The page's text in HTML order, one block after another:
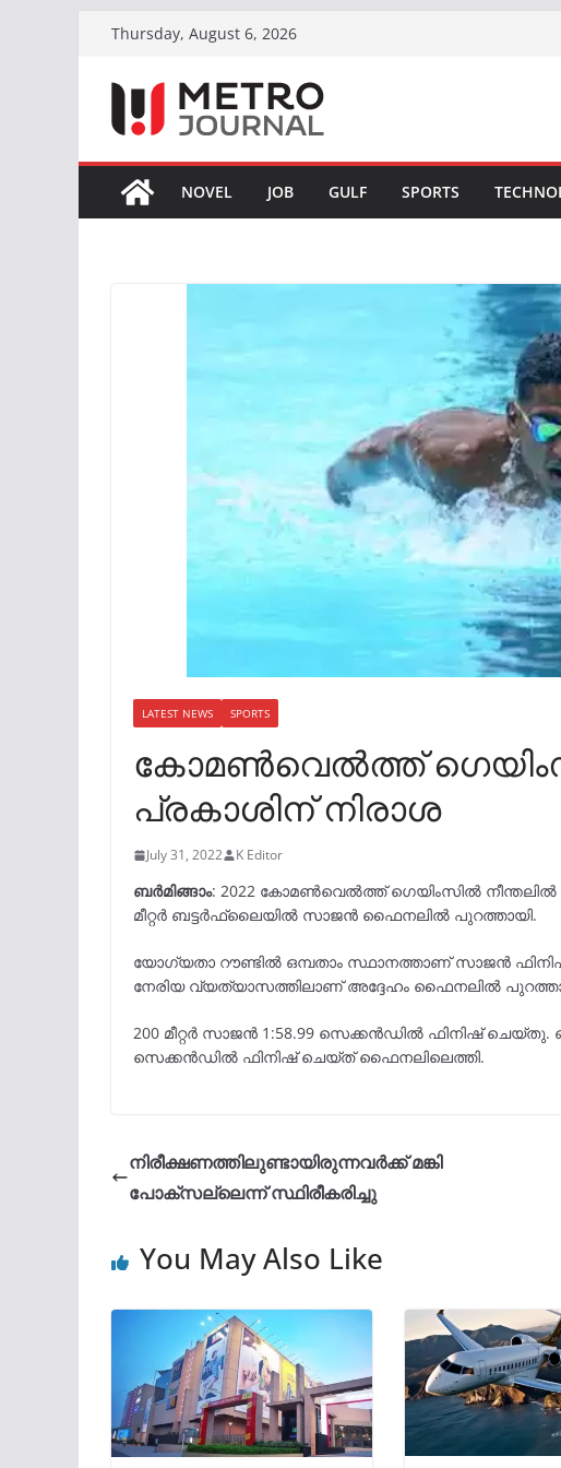
content
Thursday, August 6, 2026
NOVEL JOB GULF SPORTS
LATEST NEWS SPORTS
കോമണ്‍വെല്‍ത്ത്
പ്രകാശിന് നിരാശ
July 31, 2022 K Editor
ബര്‍മിങ്ങാം: 2022 കോമൺവെൽത്ത് ഗെയിംസിൽ
മീറ്റർ ബട്ടർഫ്ലൈയിൽ സാജൻ ഫൈനലിൽ പുറത്തായി.
യോഗ്യതാ റൗണ്ടിൽ ഒമ്പതാം സ്ഥാനത്താണ് സാജൻ
നേരിയ വ്യത്യാസത്തിലാണ് അദ്ദേഹം ഫൈനലിൽ
200 മീറ്റർ സാജൻ 1:58.99 സെക്കൻഡിൽ ഫിനിഷ് ചെയ്തു.
സെക്കൻഡിൽ ഫിനിഷ് ചെയ്ത് ഫൈനലിലെത്തി.
നിരീക്ഷണത്തിലുണ്ടായിരുന്നവർക്ക് മങ്കി
പോക്സല്ലെന്ന് സ്ഥിരീകരിച്ചു
You May Also Like